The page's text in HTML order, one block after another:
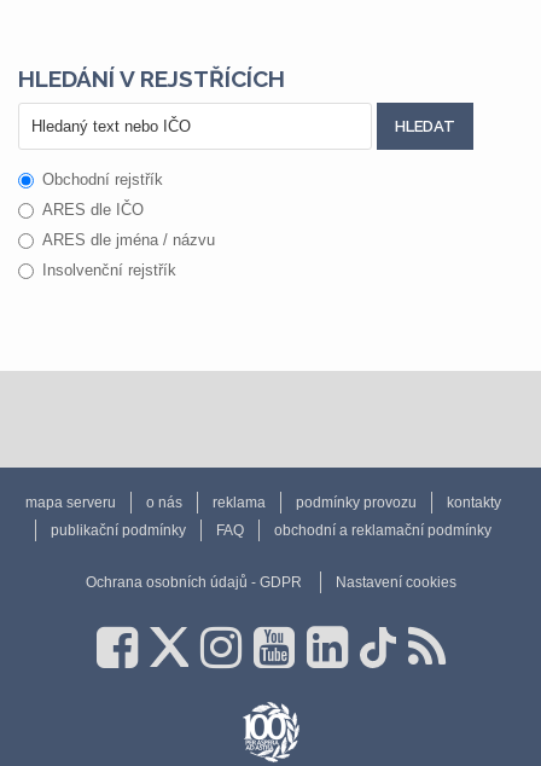
HLEDÁNÍ V REJSTŘÍCÍCH
Obchodní rejstřík
ARES dle IČO
ARES dle jména / názvu
Insolvenční rejstřík
mapa serveru o nás reklama podmínky provozu
kontakty
publikační podmínky
FAQ obchodní a reklamační podmínky
Ochrana osobních údajů - GDPR Nastavení cookies